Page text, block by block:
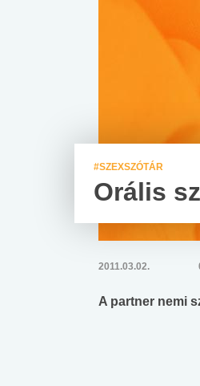
#SZEXSZÓTÁR
Orális
2011.03.02.
A partner nemi